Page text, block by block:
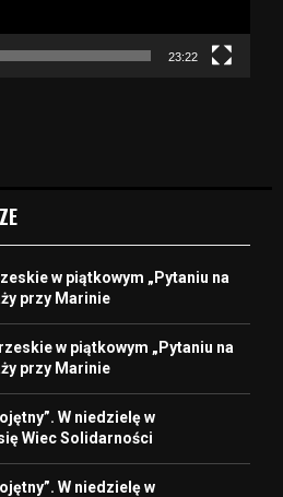
23:22
w piątkowym „Pytaniu na
przy Marinie
w piątkowym „Pytaniu na
przy Marinie
W niedzielę w
Wiec Solidarności
W niedzielę w